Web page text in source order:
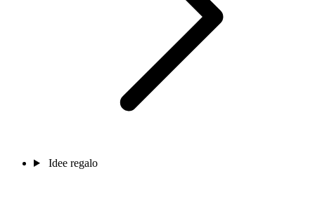
Idee regalo